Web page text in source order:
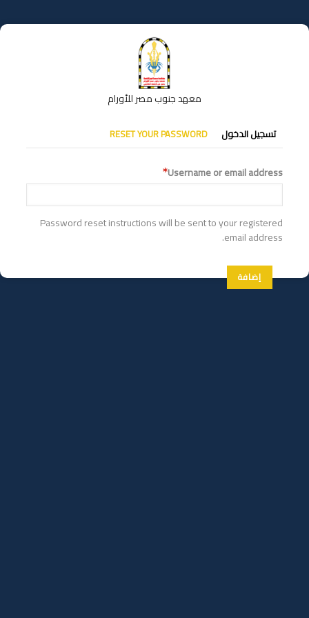
إلى
المحتوى
معهد جنوب مصر للأورام
التبويبات
الأساسية
تسجيل الدخول RESET YOUR PASSWORD
Username or email address
Password reset instructions will be sent to your registered
email address.